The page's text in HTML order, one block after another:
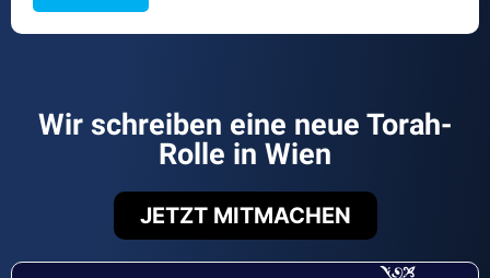
Wir schreiben eine neue Torah-
Rolle in Wien
JETZT MITMACHEN